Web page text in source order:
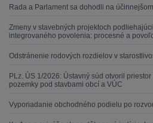
Rada a Parlament sa dohodli na
Zmeny v stavebných projektoch
integrovaného povolenia: procesné a
Odstránenie rodových rozdielov v
PLz. ÚS 1/2026: Ústavný súd otvoril
pozemky pod stavbami obcí a VÚC
Vyporiadanie obchodného podielu po